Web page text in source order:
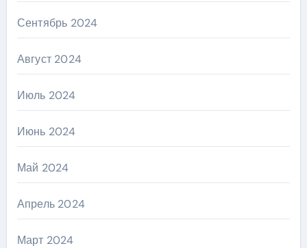
Сентябрь 2024
Август 2024
Июль 2024
Июнь 2024
Май 2024
Апрель 2024
Март 2024